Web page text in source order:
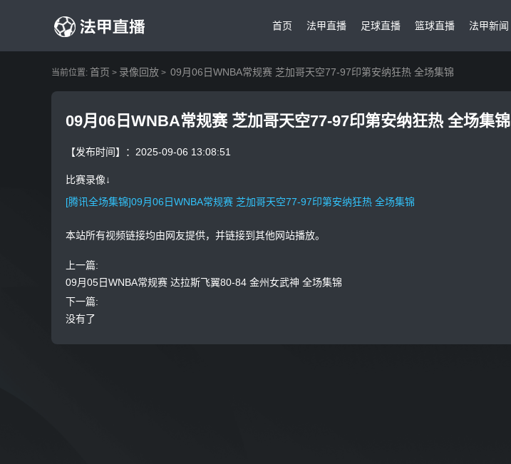
首页 法甲直播 足球直播 篮球直播 法甲新闻
当前位置: 首页 > 录像回放 > 09月06日WNBA常规赛 芝加哥天空77-97印第安纳狂热 全场集锦
09月06日WNBA常规赛 芝加哥天空77-97印第安纳狂热 全场集锦
【发布时间】：2025-09-06 13:08:51
比赛录像↓
[腾讯全场集锦]09月06日WNBA常规赛 芝加哥天空77-97印第安纳狂热 全场集锦
本站所有视频链接均由网友提供，并链接到其他网站播放。
上一篇:
09月05日WNBA常规赛 达拉斯飞翼80-84 金州女武神 全场集锦
下一篇:
没有了